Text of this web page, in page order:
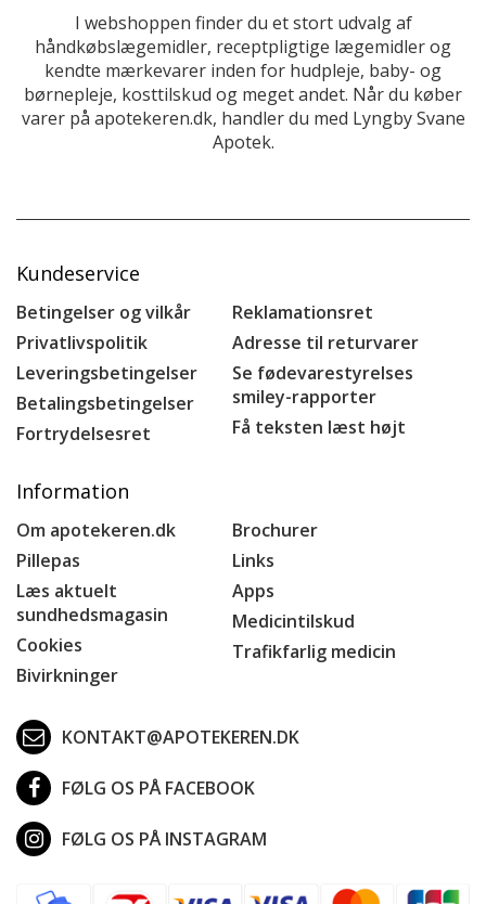
I webshoppen finder du et stort udvalg af
håndkøbslægemidler, receptpligtige lægemidler og
kendte mærkevarer inden for hudpleje, baby- og
børnepleje, kosttilskud og meget andet. Når du køber
varer på apotekeren.dk, handler du med Lyngby Svane
Apotek.
Kundeservice
Betingelser og vilkår
Privatlivspolitik
Leveringsbetingelser
Betalingsbetingelser
Fortrydelsesret
Reklamationsret
Adresse til returvarer
Se fødevarestyrelses
smiley-rapporter
Få teksten læst højt
Information
Om apotekeren.dk
Pillepas
Læs aktuelt
sundhedsmagasin
Cookies
Bivirkninger
Brochurer
Links
Apps
Medicintilskud
Trafikfarlig medicin
KONTAKT@APOTEKEREN.DK
FØLG OS PÅ FACEBOOK
FØLG OS PÅ INSTAGRAM